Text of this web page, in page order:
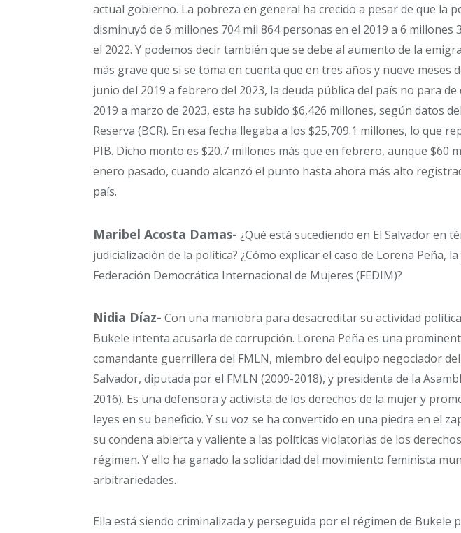
actual gobierno. La pobreza en general ha crecido a pesar de que la
disminuyó de 6 millones 704 mil 864 personas en el 2019 a 6 millones
el 2022. Y podemos decir también que se debe al aumento de la
más grave que si se toma en cuenta que en tres años y nueve meses
junio del 2019 a febrero del 2023, la deuda pública del país no para de
2019 a marzo de 2023, esta ha subido $6,426 millones, según datos
Reserva (BCR). En esa fecha llegaba a los $25,709.1 millones, lo que
PIB. Dicho monto es $20.7 millones más que en febrero, aunque $60
enero pasado, cuando alcanzó el punto hasta ahora más alto
país.
Maribel Acosta Damas- ¿Qué está sucediendo en El Salvador en
judicialización de la política? ¿Cómo explicar el caso de Lorena Peña,
Federación Democrática Internacional de Mujeres (FEDIM)?
Nidia Díaz- Con una maniobra para desacreditar su actividad
Bukele intenta acusarla de corrupción. Lorena Peña es una
comandante guerrillera del FMLN, miembro del equipo negociador del
Salvador, diputada por el FMLN (2009-2018), y presidenta de la
2016). Es una defensora y activista de los derechos de la mujer y
leyes en su beneficio. Y su voz se ha convertido en una piedra en el
su condena abierta y valiente a las políticas violatorias de los
régimen. Y ello ha ganado la solidaridad del movimiento feminista
arbitrariedades.
Ella está siendo criminalizada y perseguida por el régimen de Bukele